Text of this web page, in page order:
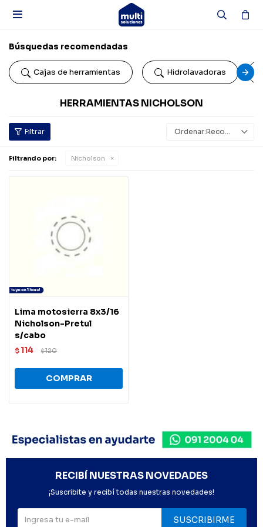

Búsquedas recomendadas
Cajas de herramientas Hidrolavadoras
HERRAMIENTAS NICHOLSON
Recomendados
Filtrando por: Nicholson
Lima motosierra 8x3/16
Nicholson-Pretul
s/cabo
$ 114 $120
RECIBÍ NUESTRAS NOVEDADES
¡Suscribite y recibí todas nuestras novedades!
SUSCRIBIRME